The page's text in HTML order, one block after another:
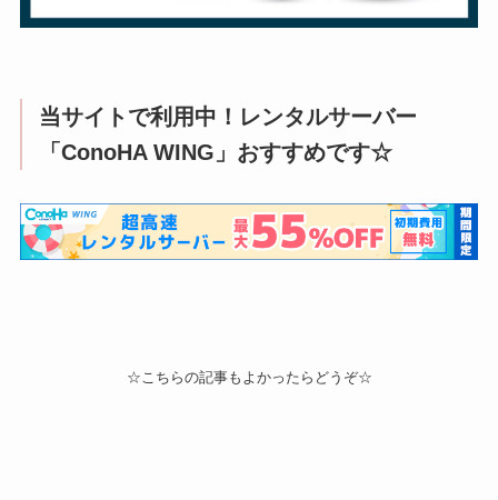
当サイトで利用中！レンタルサーバー
「ConoHA WING」おすすめです☆
☆こちらの記事もよかったらどうぞ☆